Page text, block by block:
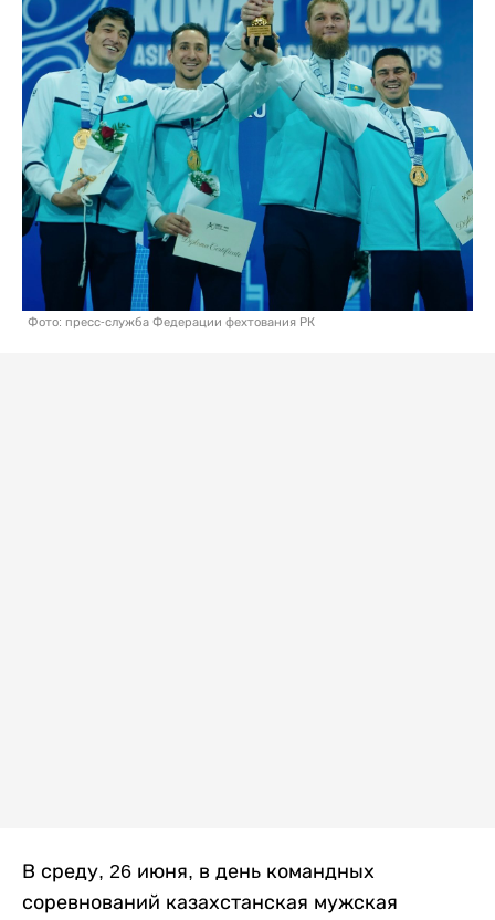
Фото: пресс-служба Федерации фехтования РК
В среду, 26 июня, в день командных
соревнований казахстанская мужская